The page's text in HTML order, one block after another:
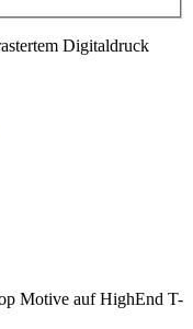
Digitaldruck
Motive auf HighEnd T-